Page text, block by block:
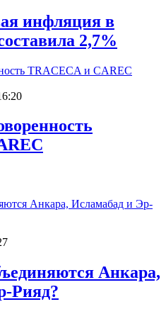
инфляция в
2,7%
Анкара,
Рияд?